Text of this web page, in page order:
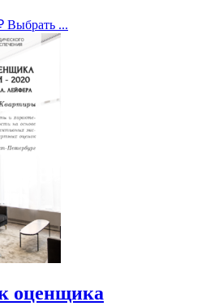
Выбрать ...
оценщика